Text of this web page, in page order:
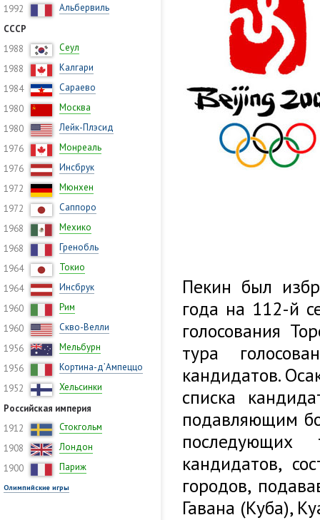
1992
Альбервиль
СССР
1988
Сеул
1988
Калгари
1984
Сараево
1980
Москва
1980
Лейк-Плэсид
1976
Монреаль
1976
Инсбрук
1972
Мюнхен
1972
Саппоро
1968
Мехико
1968
Гренобль
1964
Токио
1964
Инсбрук
1960
Рим
1960
Скво-Велли
1956
Мельбурн
1956
Кортина-д’Ампеццо
1952
Хельсинки
Российская империя
1912
Стокгольм
1908
Лондон
1900
Париж
Олимпийские игры
Пекин был
года на 112-й
голосования
тура
кандидатов.
списка
подавляющим
последующих
кандидатов,
городов,
Гавана (Куба),